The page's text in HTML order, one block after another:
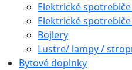
Elektrické spotrebiče
Elektrické
Bojlery
Lustre/ lampy /
Bytové doplnky